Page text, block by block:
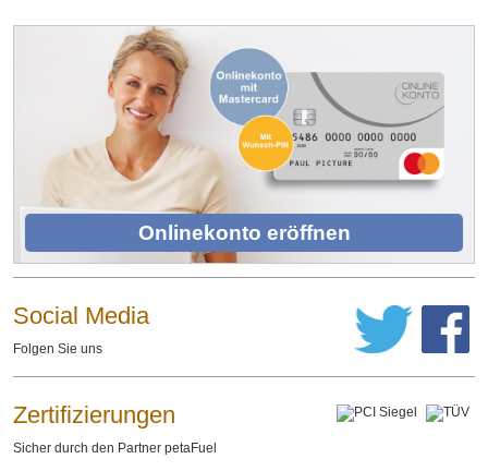
Onlinekonto eröffnen
Social Media
Folgen Sie uns
Zertifizierungen
Sicher durch den Partner petaFuel